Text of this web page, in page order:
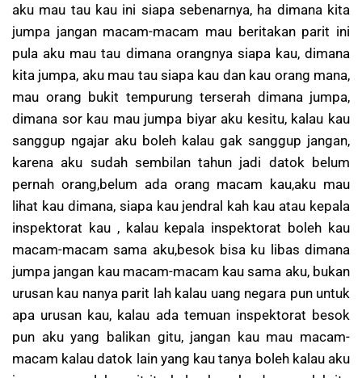
aku mau tau kau ini siapa sebenarnya, ha dimana kita
jumpa jangan macam-macam mau beritakan parit ini
pula aku mau tau dimana orangnya siapa kau, dimana
kita jumpa, aku mau tau siapa kau dan kau orang mana,
mau orang bukit tempurung terserah dimana jumpa,
dimana sor kau mau jumpa biyar aku kesitu, kalau kau
sanggup ngajar aku boleh kalau gak sanggup jangan,
karena aku sudah sembilan tahun jadi datok belum
pernah orang,belum ada orang macam kau,aku mau
lihat kau dimana, siapa kau jendral kah kau atau kepala
inspektorat kau , kalau kepala inspektorat boleh kau
macam-macam sama aku,besok bisa ku libas dimana
jumpa jangan kau macam-macam kau sama aku, bukan
urusan kau nanya parit lah kalau uang negara pun untuk
apa urusan kau, kalau ada temuan inspektorat besok
pun aku yang balikan gitu, jangan kau mau macam-
macam kalau datok lain yang kau tanya boleh kalau aku